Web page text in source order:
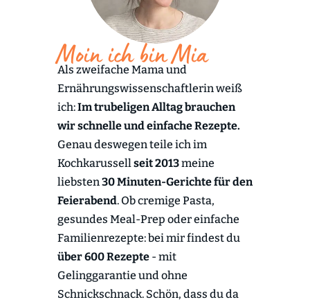
Moin ich bin Mia
Als zweifache Mama und
Ernährungswissenschaftlerin weiß
ich:Im trubeligen Alltag brauchen
wir schnelle und einfache Rezepte.
Genau deswegen teile ich im
Kochkarussellseit 2013meine
liebsten30 Minuten-Gerichte für den
Feierabend. Ob cremige Pasta,
gesundes Meal-Prep oder einfache
Familienrezepte: bei mir findest du
über 600 Rezepte- mit
Gelinggarantie und ohne
Schnickschnack. Schön, dass du da